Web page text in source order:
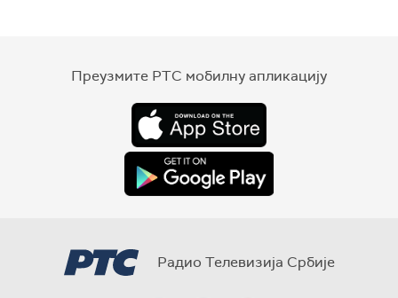
Преузмите РТС мобилну апликацију
Радио Телевизија Србије